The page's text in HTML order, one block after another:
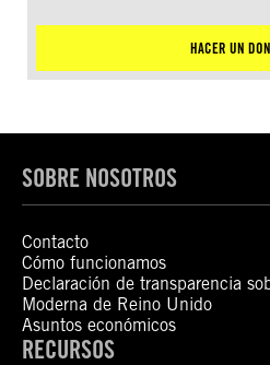
HACER UN
SOBRE NOSOTROS
Contacto
Cómo funcionamos
Declaración de transparencia
Moderna de Reino Unido
Asuntos económicos
RECURSOS